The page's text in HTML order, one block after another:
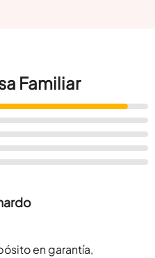
Familiar
en garantía,